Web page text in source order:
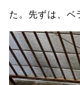
た。先ずは、ベ